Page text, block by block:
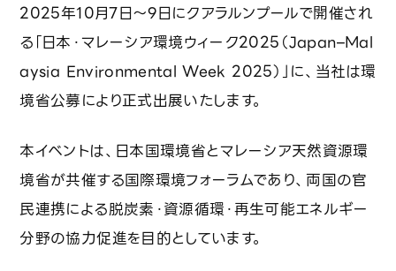
トレーサビリティとCSR対応
前処理最適化プロセス
技術レポート
サステナビリティ
環境への取り組み
2025年10月7日〜9日にクアラルンプールで開催され
る「日本・マレーシア環境ウィーク2025（Japan–Mal
aysia Environmental Week 2025）」に、当社は環
境省公募により正式出展いたします。
本イベントは、日本国環境省とマレーシア天然資源環
境省が共催する国際環境フォーラムであり、両国の官
民連携による脱炭素・資源循環・再生可能エネルギー
分野の協力促進を目的としています。